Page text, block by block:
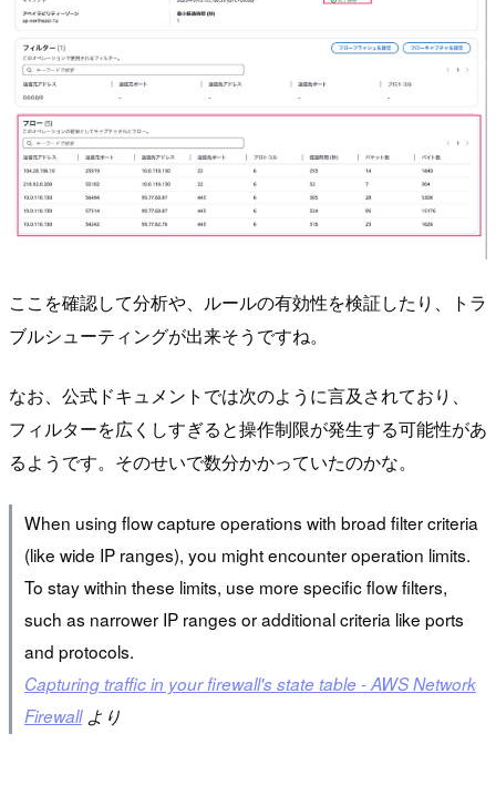
ここを確認して分析や、ルールの有効性を検証したり、トラ
ブルシューティングが出来そうですね。
なお、公式ドキュメントでは次のように言及されており、
フィルターを広くしすぎると操作制限が発生する可能性があ
るようです。そのせいで数分かかっていたのかな。
When using flow capture operations with broad filter criteria
(like wide IP ranges), you might encounter operation limits.
To stay within these limits, use more specific flow filters,
such as narrower IP ranges or additional criteria like ports
and protocols.
Capturing traffic in your firewall's state table - AWS Network
Firewallより